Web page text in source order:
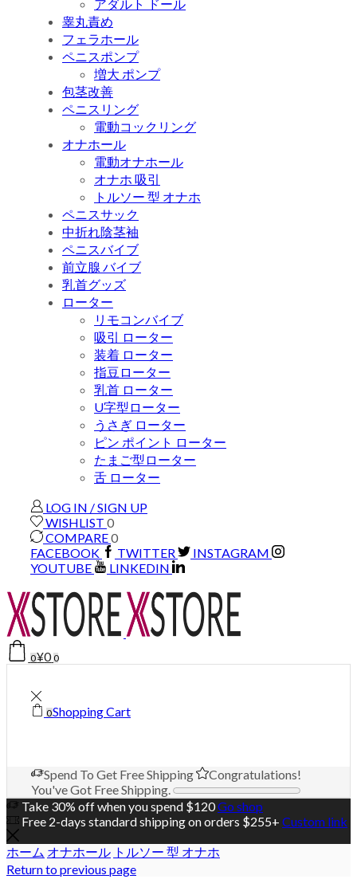
アダルト ドール
睾丸責め
フェラホール
ペニスポンプ
増大 ポンプ
包茎改善
ペニスリング
電動コックリング
オナホール
電動オナホール
オナホ 吸引
トルソー 型 オナホ
ペニスサック
中折れ陰茎袖
ペニスバイブ
前立腺 バイブ
乳首グッズ
ローター
リモコンバイブ
吸引 ローター
装着 ローター
指豆ローター
乳首 ローター
U字型ローター
うさぎ ローター
ピン ポイント ローター
たまご型ローター
舌 ローター
LOG IN / SIGN UP
WISHLIST 0
COMPARE0
FACEBOOK
TWITTER
INSTAGRAM
YOUTUBE
LINKEDIN
0¥0 0
0Shopping Cart
Spend To Get Free Shipping
Congratulations!
You've Got Free Shipping.
Take 30% off when you spend $120Go shop
Free 2-days standard shipping on orders $255+ Custom link
ホーム オナホール トルソー 型 オナホ
Return to previous page